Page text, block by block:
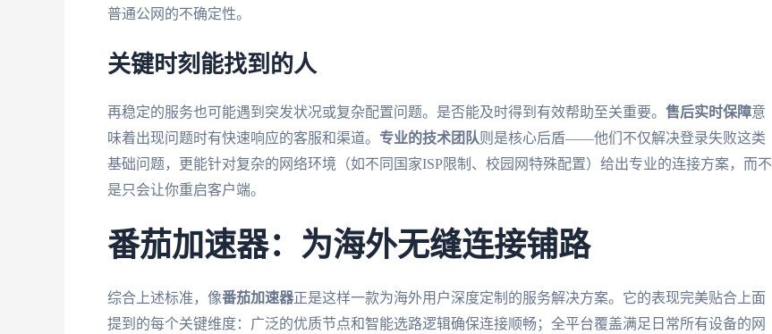
普通公网的不确定性。
关键时刻能找到的人
再稳定的服务也可能遇到突发状况或复杂配置问题。是否能及时得到有效帮助至关重要。 售后实时保障意
味着出现问题时有快速响应的客服和渠道。 专业的技术团队则是核心后盾——他们不仅解决登录失败这类
基础问题，更能针对复杂的网络环境（如不同国家ISP限制、校园网特殊配置）给出专业的连接方案，而不
是只会让你重启客户端。
番茄加速器：为海外无缝连接铺路
综合上述标准，像番茄加速器正是这样一款为海外用户深度定制的服务解决方案。它的表现完美贴合上面
提到的每个关键维度：广泛的优质节点和智能选路逻辑确保连接顺畅；全平台覆盖满足日常所有设备的网